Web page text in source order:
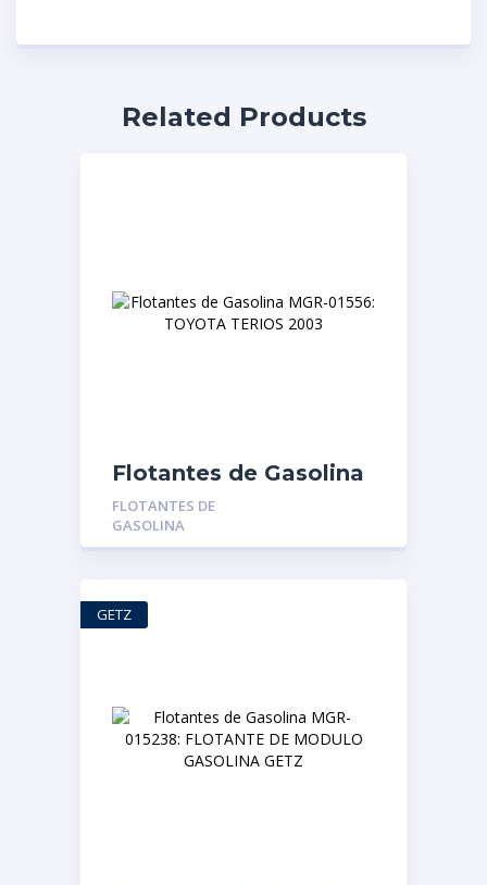
Related Products
Flotantes de Gasolina
MGR-01556: TOYOTA
TERIOS 2003
FLOTANTES DE
GASOLINA
GETZ